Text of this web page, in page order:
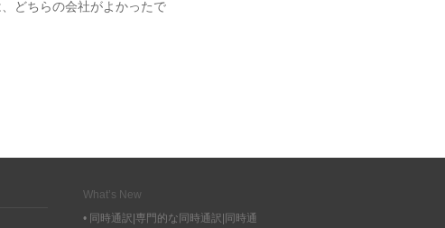
どちらの会社がよかったで
What’s New
• 同時通訳|専門的な同時通訳|同時通